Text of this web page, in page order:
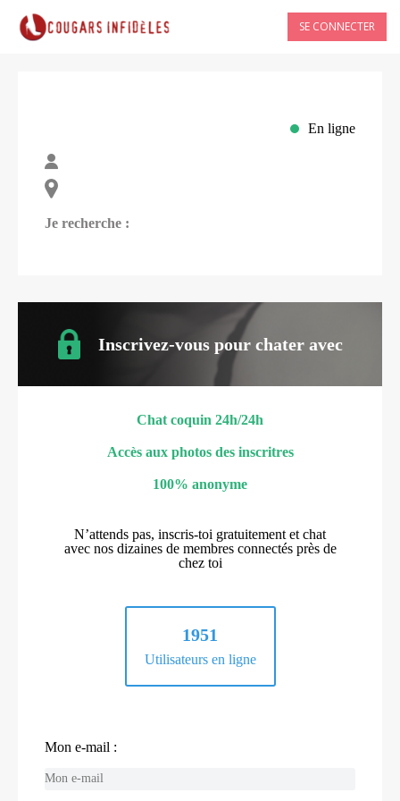
SE CONNECTER
En ligne
Je recherche :
Inscrivez-vous pour chater avec
Chat coquin 24h/24h
Accès aux photos des inscritres
100% anonyme
N’attends pas, inscris-toi gratuitement et chat
avec nos dizaines de membres connectés près de
chez toi
1951
Utilisateurs en ligne
Mon e-mail :